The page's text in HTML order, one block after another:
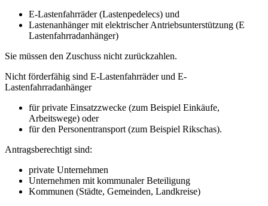
E-Lastenfahrräder (Lastenpedelecs) und
Lastenanhänger mit elektrischer Antriebsunterstützung (E
Lastenfahrradanhänger)
Sie müssen den Zuschuss nicht zurückzahlen.
Nicht förderfähig sind E-Lastenfahrräder und E-
Lastenfahrradanhänger
für private Einsatzzwecke (zum Beispiel Einkäufe,
Arbeitswege) oder
für den Personentransport (zum Beispiel Rikschas).
Antragsberechtigt sind:
private Unternehmen
Unternehmen mit kommunaler Beteiligung
Kommunen (Städte, Gemeinden, Landkreise)